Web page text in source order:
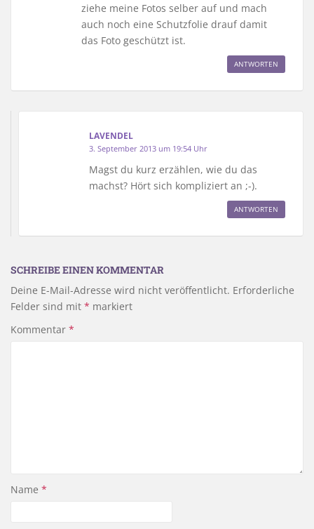
ziehe meine Fotos selber auf und mach
auch noch eine Schutzfolie drauf damit
das Foto geschützt ist.
ANTWORTEN
LAVENDEL
3. September 2013 um 19:54 Uhr
Magst du kurz erzählen, wie du das
machst? Hört sich kompliziert an ;-).
ANTWORTEN
SCHREIBE EINEN KOMMENTAR
Deine E-Mail-Adresse wird nicht veröffentlicht. Erforderliche
Felder sind mit * markiert
Kommentar *
Name *